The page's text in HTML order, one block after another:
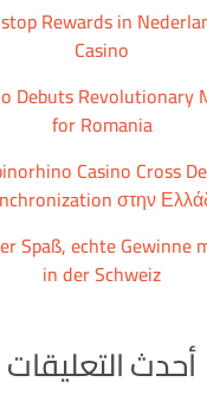
Rewards in
Casino
Debuts Revolutionary
for Romania
Casino Cross
στην
Spaß, echte Gewinne
in der Schweiz
أحدث التعليقات